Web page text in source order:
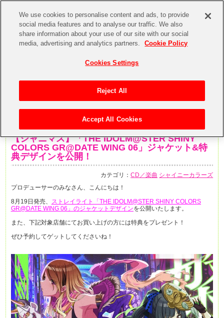
【シャニマス】「THE IDOLM@STER SHINY
COLORS GR@DATE WING 06」ジャケット&特
典デザインを公開！
カテゴリ：CD／楽曲 シャイニーカラーズ
プロデューサーのみなさん、こんにちは！
8月19日発売、 ストレイライト「THE IDOLM@STER SHINY COLORS
GR@DATE WING 06」のジャケットデザインを公開いたします。
また、下記対象店舗にてお買い上げの方には特典をプレゼント！
ぜひ予約してゲットしてくださいね！
We use cookies to personalise content and ads, to provide
social media features and to analyse our traffic. We also
share information about your use of our site with our social
media, advertising and analytics partners.
Cookie Policy
Cookies Settings
Reject All
Accept All Cookies